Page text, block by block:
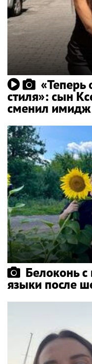
«Теперь
стиля»: сын
сменил имидж
Белоконь с
языки после